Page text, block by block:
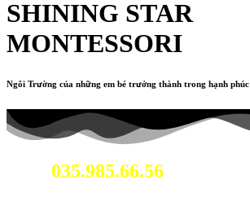
SHINING STAR
MONTESSORI
Ngôi Trường của những em bé trưởng thành trong hạnh phúc
035.985.66.56